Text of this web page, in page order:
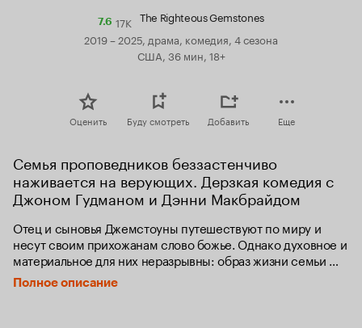
7.6Рейтинг
Кинопоиска
17K The Righteous Gemstones
2019 – 2025, драма, комедия, 4 сезона
США, 36 мин, 18+
Оценить Буду смотреть Добавить Еще
Семья проповедников беззастенчиво
наживается на верующих. Дерзкая комедия с
Джоном Гудманом и Дэнни Макбрайдом
Отец и сыновья Джемстоуны путешествуют по миру и
несут своим прихожанам слово божье. Однако духовное и
материальное для них неразрывны: образ жизни семьи
сильно противоречит проповедям о благочестии.
Полное описание